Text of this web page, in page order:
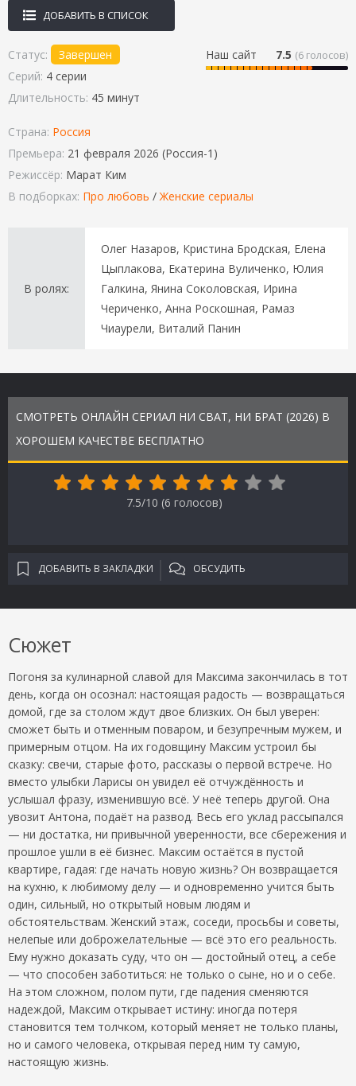
ДОБАВИТЬ В СПИСОК
Наш сайт 7.5 (6 голосов)
Статус:
Завершен
Серий: 4 серии
Длительность: 45 минут
Страна: Россия
Премьера: 21 февраля 2026 (Россия-1)
Режиссёр: Марат Ким
В подборках: Про любовь / Женские сериалы
В ролях:
Олег Назаров, Кристина Бродская, Елена
Цыплакова, Екатерина Вуличенко, Юлия
Галкина, Янина Соколовская, Ирина
Чериченко, Анна Роскошная, Рамаз
Чиаурели, Виталий Панин
СМОТРЕТЬ ОНЛАЙН СЕРИАЛ НИ СВАТ, НИ БРАТ (2026) В
ХОРОШЕМ КАЧЕСТВЕ БЕСПЛАТНО
7.5/10 (6 голосов)
ДОБАВИТЬ В ЗАКЛАДКИ ОБСУДИТЬ
Сюжет
Погоня за кулинарной славой для Максима закончилась в тот
день, когда он осознал: настоящая радость — возвращаться
домой, где за столом ждут двое близких. Он был уверен:
сможет быть и отменным поваром, и безупречным мужем, и
примерным отцом. На их годовщину Максим устроил бы
сказку: свечи, старые фото, рассказы о первой встрече. Но
вместо улыбки Ларисы он увидел её отчуждённость и
услышал фразу, изменившую всё. У неё теперь другой. Она
увозит Антона, подаёт на развод. Весь его уклад рассыпался
— ни достатка, ни привычной уверенности, все сбережения и
прошлое ушли в её бизнес. Максим остаётся в пустой
квартире, гадая: где начать новую жизнь? Он возвращается
на кухню, к любимому делу — и одновременно учится быть
один, сильный, но открытый новым людям и
обстоятельствам. Женский этаж, соседи, просьбы и советы,
нелепые или доброжелательные — всё это его реальность.
Ему нужно доказать суду, что он — достойный отец, а себе
— что способен заботиться: не только о сыне, но и о себе.
На этом сложном, полом пути, где падения сменяются
надеждой, Максим открывает истину: иногда потеря
становится тем толчком, который меняет не только планы,
но и самого человека, открывая перед ним ту самую,
настоящую жизнь.